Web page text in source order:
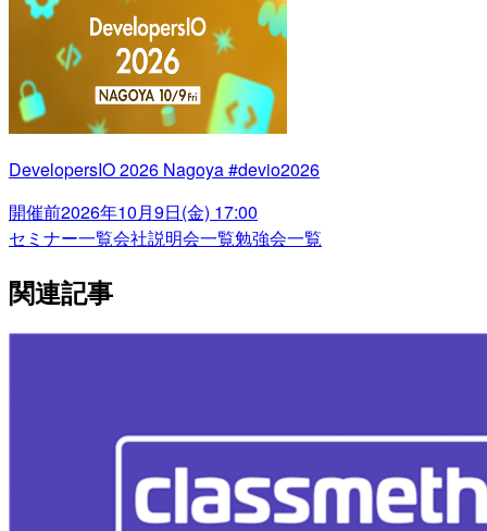
DevelopersIO 2026 Nagoya #devio2026
開催前2026年10月9日(金) 17:00
セミナー一覧会社説明会一覧勉強会一覧
関連記事